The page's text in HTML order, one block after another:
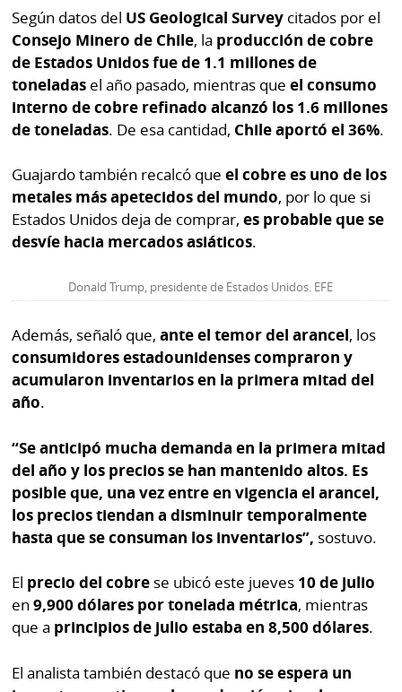
Según datos del US Geological Survey citados por el
Consejo Minero de Chile, la producción de cobre
de Estados Unidos fue de 1.1 millones de
toneladas el año pasado, mientras queel consumo
interno de cobre refinado alcanzó los 1.6 millones
de toneladas. De esa cantidad, Chile aportó el 36%.
Guajardo también recalcó queel cobre es uno de los
metales más apetecidos del mundo, por lo que si
Estados Unidos deja de comprar,es probable que se
desvíe hacia mercados asiáticos.
Donald Trump, presidente de Estados Unidos. EFE
Además, señaló que,ante el temor del arancel, los
consumidores estadounidenses compraron y
acumularon inventarios en la primera mitad del
año.
“Se anticipó mucha demanda en la primera mitad
del año y los precios se han mantenido altos. Es
posible que, una vez entre en vigencia el arancel,
los precios tiendan a disminuir temporalmente
hasta que se consuman los inventarios”, sostuvo.
El precio del cobre se ubicó este jueves 10 de julio
en9,900 dólares por tonelada métrica, mientras
que a principios de julio estaba en 8,500 dólares.
El analista también destacó que no se espera un